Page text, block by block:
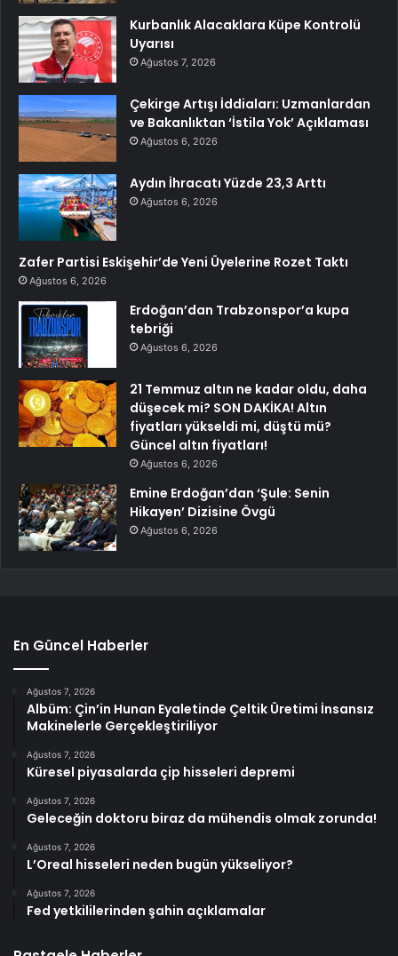
Kurbanlık Alacaklara Küpe Kontrolü
Uyarısı
Ağustos 7, 2026
Çekirge Artışı İddiaları: Uzmanlardan
ve Bakanlıktan ‘İstila Yok’ Açıklaması
Ağustos 6, 2026
Aydın İhracatı Yüzde 23,3 Arttı
Ağustos 6, 2026
Zafer Partisi Eskişehir’de Yeni Üyelerine Rozet Taktı
Ağustos 6, 2026
Erdoğan’dan Trabzonspor’a kupa
tebriği
Ağustos 6, 2026
21 Temmuz altın ne kadar oldu, daha
düşecek mi? SON DAKİKA! Altın
fiyatları yükseldi mi, düştü mü?
Güncel altın fiyatları!
Ağustos 6, 2026
Emine Erdoğan’dan ‘Şule: Senin
Hikayen’ Dizisine Övgü
Ağustos 6, 2026
En Güncel Haberler
Ağustos 7, 2026
Albüm: Çin’in Hunan Eyaletinde Çeltik Üretimi İnsansız
Makinelerle Gerçekleştiriliyor
Ağustos 7, 2026
Küresel piyasalarda çip hisseleri depremi
Ağustos 7, 2026
Geleceğin doktoru biraz da mühendis olmak zorunda!
Ağustos 7, 2026
L’Oreal hisseleri neden bugün yükseliyor?
Ağustos 7, 2026
Fed yetkililerinden şahin açıklamalar